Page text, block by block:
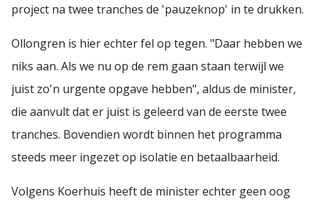
project na twee tranches de 'pauzeknop' in te drukken.
Ollongren is hier echter fel op tegen. "Daar hebben we
niks aan. Als we nu op de rem gaan staan terwijl we
juist zo'n urgente opgave hebben", aldus de minister,
die aanvult dat er juist is geleerd van de eerste twee
tranches. Bovendien wordt binnen het programma
steeds meer ingezet op isolatie en betaalbaarheid.
Volgens Koerhuis heeft de minister echter geen oog